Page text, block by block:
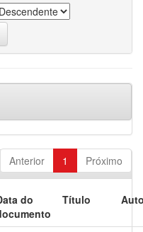
Anterior 1 Próximo
do
Título